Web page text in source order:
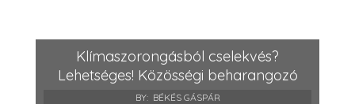
Klímaszorongásból cselekvés?
Lehetséges! Közösségi beharangozó
BY: BÉKÉS GÁSPÁR